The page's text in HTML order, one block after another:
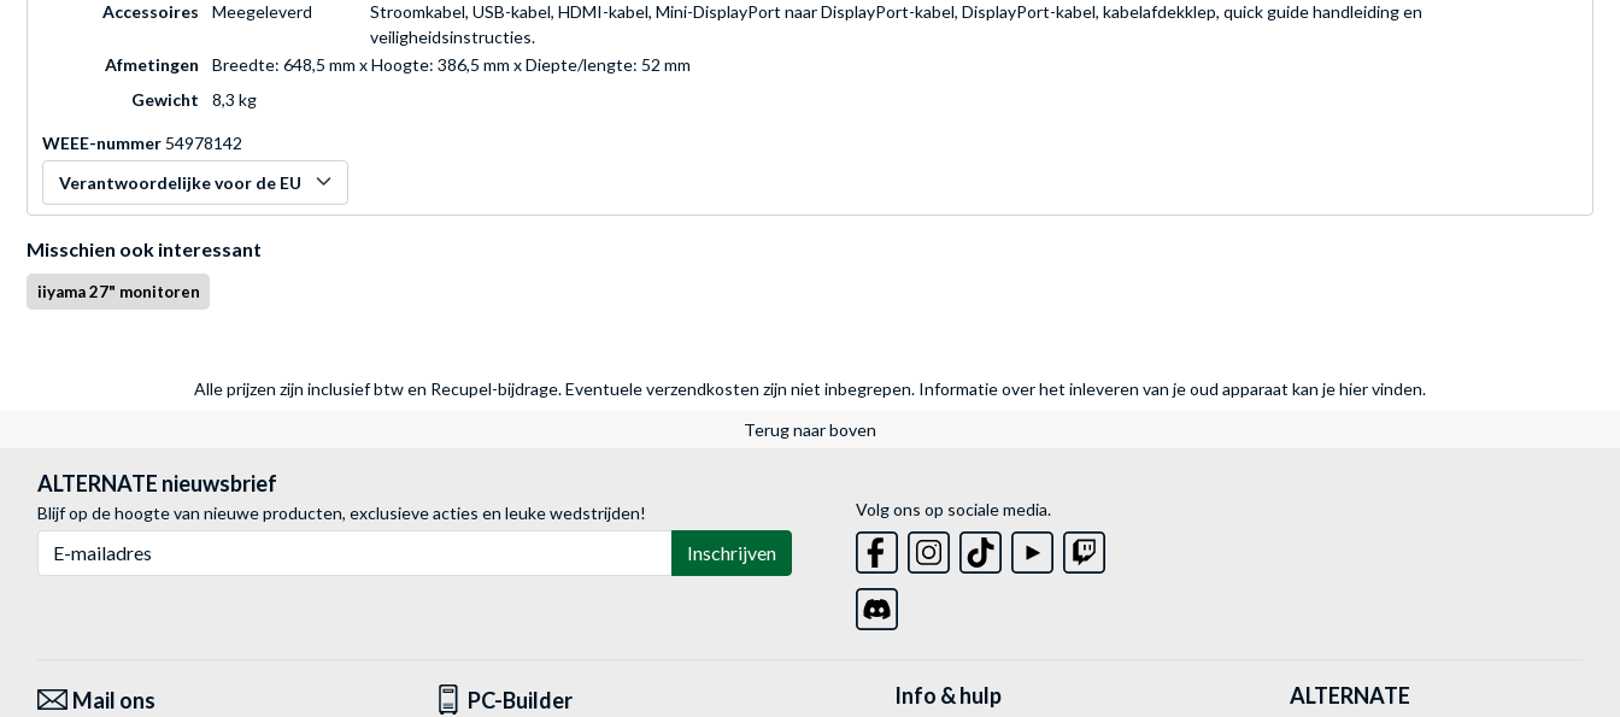
Accessoires
Meegeleverd
Stroomkabel, USB-kabel, HDMI-kabel, Mini-DisplayPort naar DisplayPort-kabel, DisplayPort-kabel, kabelafdekklep, quick guide handleiding en
veiligheidsinstructies.
Afmetingen
Breedte: 648,5 mm x Hoogte: 386,5 mm x Diepte/lengte: 52 mm
Gewicht
8,3 kg
WEEE-nummer 54978142
Verantwoordelijke voor de EU
Misschien ook interessant
iiyama 27" monitoren
Alle prijzen zijn inclusief btw en Recupel-bijdrage. Eventuele verzendkosten zijn niet inbegrepen. Informatie over het inleveren van je oud apparaat kan je hier vinden.
Terug naar boven
ALTERNATE nieuwsbrief
Blijf op de hoogte van nieuwe producten, exclusieve acties en leuke wedstrijden!
E-mailadres
Inschrijven
Volg ons op sociale media.
Mail ons PC-Builder Info & hulp ALTERNATE